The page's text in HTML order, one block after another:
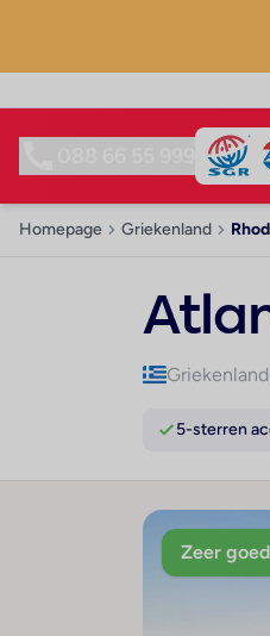
Homepage Griekenland
Griekenland
5-sterren
Zeer